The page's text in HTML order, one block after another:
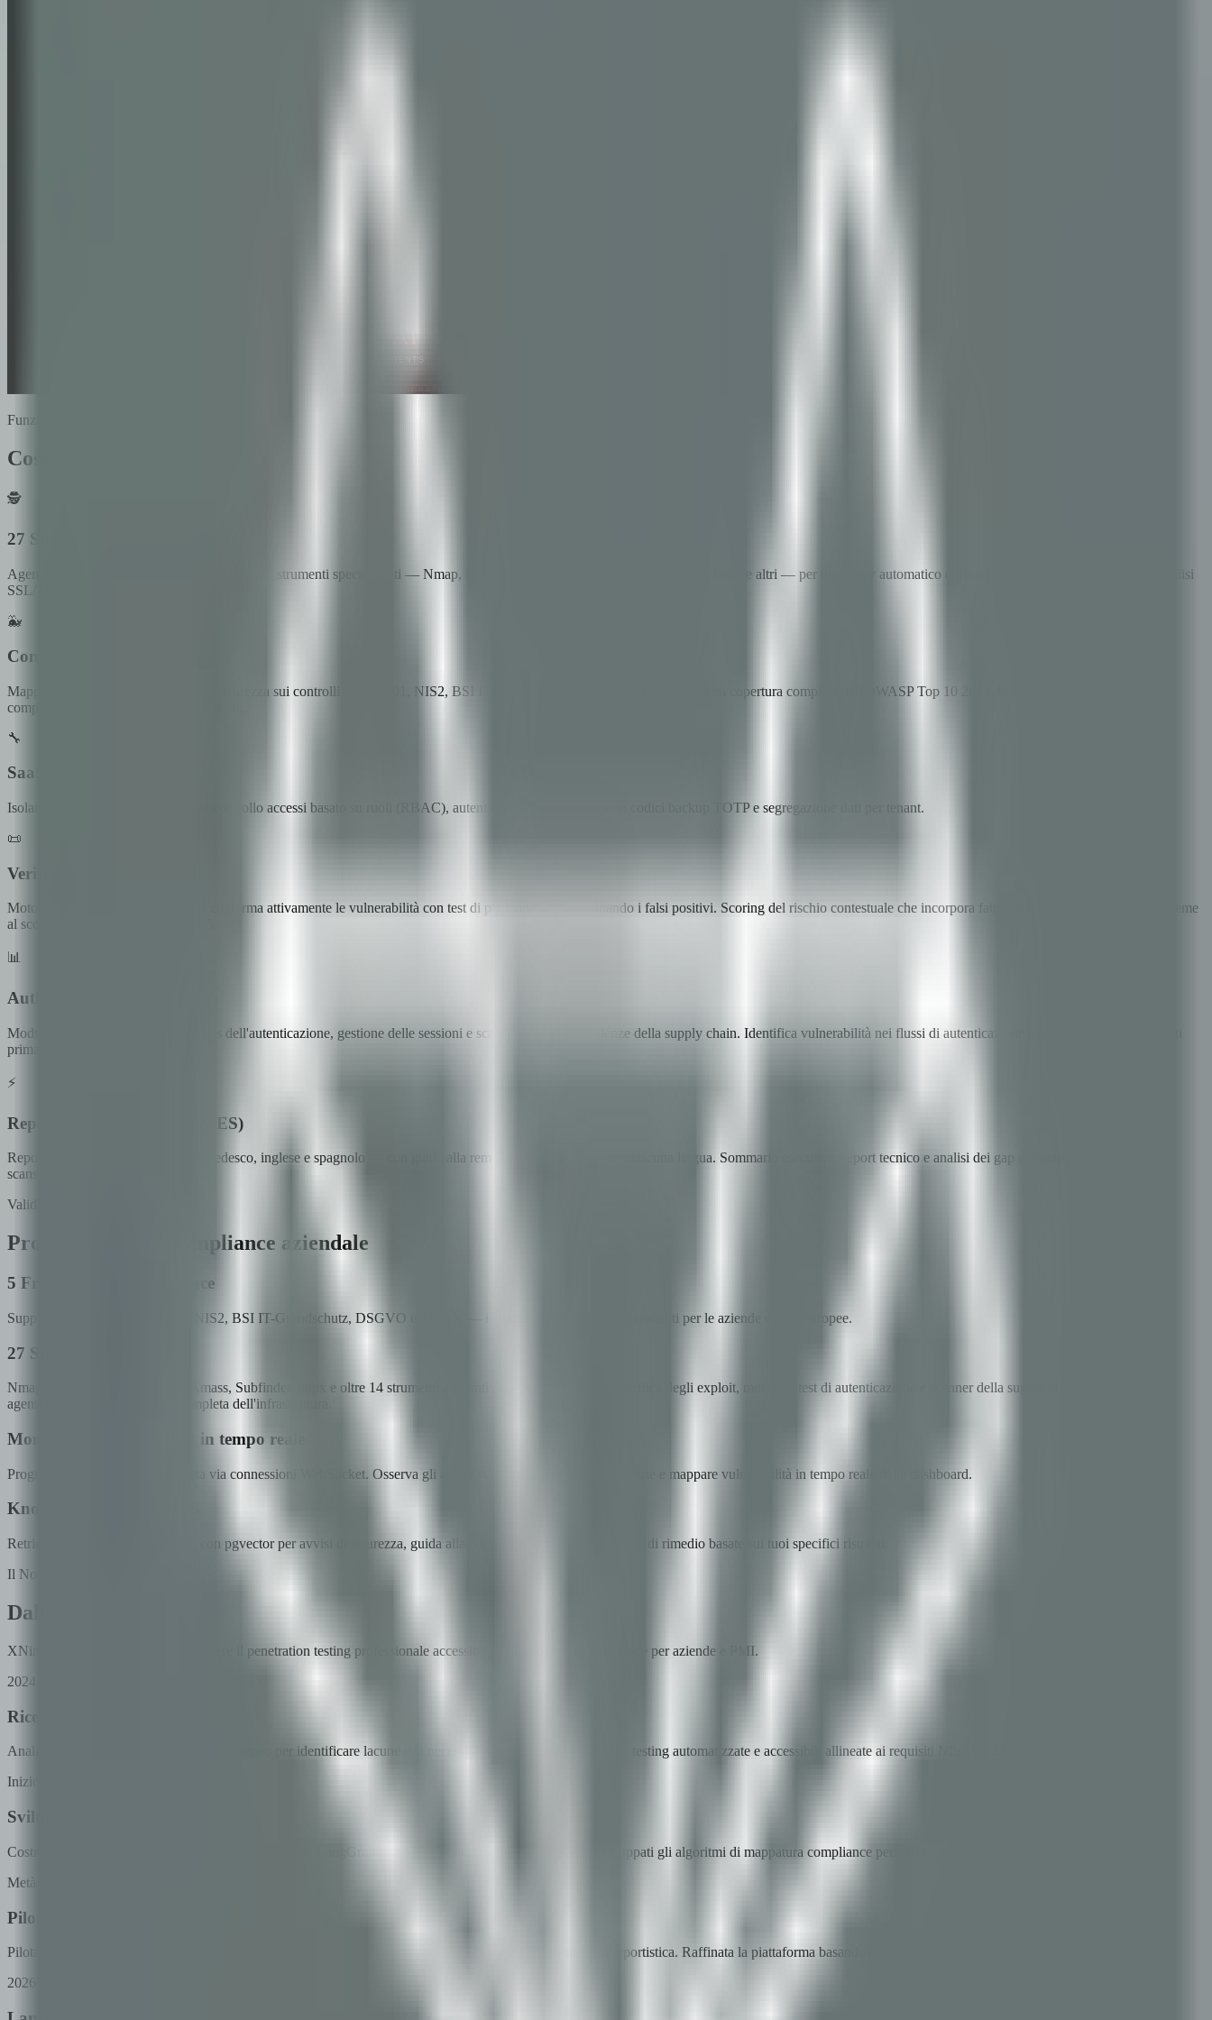
Funzionalità
Cosa Fa XNinja
🕵️
27 Strumenti di Sicurezza
Agenti IA basati su LangGraph orchestrano 27 strumenti specializzati — Nmap, Nuclei, TestSSL, Nikto, Amass, Subfinder, httpx e altri — per discovery automatico della rete, rilevamento vulnerabilità e analisi
SSL/TLS su tutta la tua infrastruttura.
🐳
Compliance e OWASP 2025
Mappatura automatica dei risultati di sicurezza sui controlli ISO 27001, NIS2, BSI IT-Grundschutz, DSGVO e TISAX — con copertura completa dell'OWASP Top 10 2025. Una scansione genera report di
compliance per tutti e cinque i framework.
🔧
SaaS multi-tenant
Isolamento completo per tenant con controllo accessi basato su ruoli (RBAC), autenticazione multifattore con codici backup TOTP e segregazione dati per tenant.
📜
Verifica degli Exploit
Motore di verifica degli exploit che conferma attivamente le vulnerabilità con test di payload sicuri, eliminando i falsi positivi. Scoring del rischio contestuale che incorpora fattori KEV, KRITIS e GDPR insieme
al scoring CVSS e all'OWASP 2025.
📊
Auth e Supply Chain
Moduli specializzati per test di bypass dell'autenticazione, gestione delle sessioni e scansione delle dipendenze della supply chain. Identifica vulnerabilità nei flussi di autenticazione e nelle librerie di terze parti
prima che vengano sfruttate.
⚡
Report Multilingue (DE/EN/ES)
Report generati simultaneamente in tedesco, inglese e spagnolo — con guida alla remediation localizzata per ciascuna lingua. Sommario esecutivo, report tecnico e analisi dei gap di compliance per ogni
scansione.
Validazione
Progettato per la compliance aziendale
5 Framework di compliance
Supporto nativo per ISO 27001, NIS2, BSI IT-Grundschutz, DSGVO e TISAX — i cinque framework più importanti per le aziende e PMI europee.
27 Strumenti Integrati
Nmap, Nuclei, TestSSL, Nikto, Amass, Subfinder, httpx e oltre 14 strumenti aggiuntivi — inclusi moduli di verifica degli exploit, motori di test di autenticazione e scanner della supply chain — orchestrati da
agenti IA per una valutazione completa dell'infrastruttura.
Monitoraggio WebSocket in tempo reale
Progresso della scansione in diretta via connessioni WebSocket. Osserva gli agenti scoprire host, scansionare porte e mappare vulnerabilità in tempo reale dalla dashboard.
Knowledge base con RAG
Retrieval-Augmented Generation con pgvector per avvisi di sicurezza, guida alla compliance e raccomandazioni di rimedio basate sui tuoi specifici risultati.
Il Nostro Percorso
Dalla ricerca al SaaS
XNinja è nato dalla necessità di rendere il penetration testing professionale accessibile e pronto per la compliance per aziende e PMI.
2024
Ricerca e progettazione
Analizzato il panorama di compliance europeo per identificare lacune e la necessità di soluzioni di penetration testing automatizzate e accessibili allineate ai requisiti NIS2 e BSI.
Inizio 2025
Sviluppo MVP
Costruito il motore di scansione multi-agente core con LangGraph, integrati Nmap, Nuclei e TestSSL, e sviluppati gli algoritmi di mappatura compliance per tutti e cinque i framework.
Metà 2025
Pilota aziendale
Pilotato con aziende e PMI per validare la precisione della scansione, la mappatura compliance e i flussi di reportistica. Raffinata la piattaforma basandosi su feedback del mondo reale.
2026